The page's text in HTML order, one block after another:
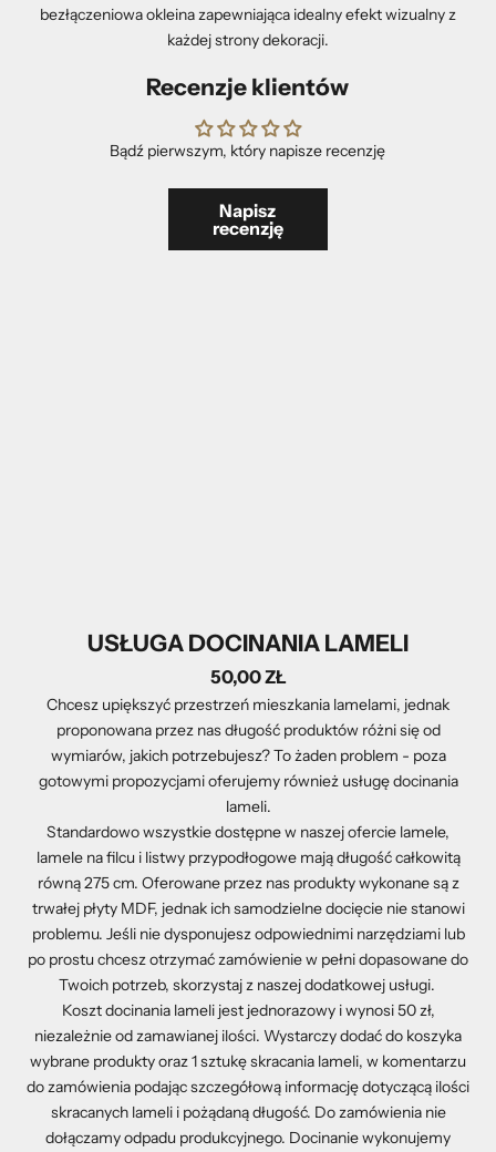
bezłączeniowa okleina zapewniająca idealny efekt wizualny z
każdej strony dekoracji.
Recenzje klientów
Bądź pierwszym, który napisze recenzję
Napisz
recenzję
USŁUGA DOCINANIA LAMELI
50,00 ZŁ
Chcesz upiększyć przestrzeń mieszkania lamelami, jednak
proponowana przez nas długość produktów różni się od
wymiarów, jakich potrzebujesz? To żaden problem - poza
gotowymi propozycjami oferujemy również usługę docinania
lameli.
Standardowo wszystkie dostępne w naszej ofercie lamele,
lamele na filcu i listwy przypodłogowe mają długość całkowitą
równą 275 cm. Oferowane przez nas produkty wykonane są z
trwałej płyty MDF, jednak ich samodzielne docięcie nie stanowi
problemu. Jeśli nie dysponujesz odpowiednimi narzędziami lub
po prostu chcesz otrzymać zamówienie w pełni dopasowane do
Twoich potrzeb, skorzystaj z naszej dodatkowej usługi.
Koszt docinania lameli jest jednorazowy i wynosi 50 zł,
niezależnie od zamawianej ilości. Wystarczy dodać do koszyka
wybrane produkty oraz 1 sztukę skracania lameli, w komentarzu
do zamówienia podając szczegółową informację dotyczącą ilości
skracanych lameli i pożądaną długość. Do zamówienia nie
dołączamy odpadu produkcyjnego. Docinanie wykonujemy